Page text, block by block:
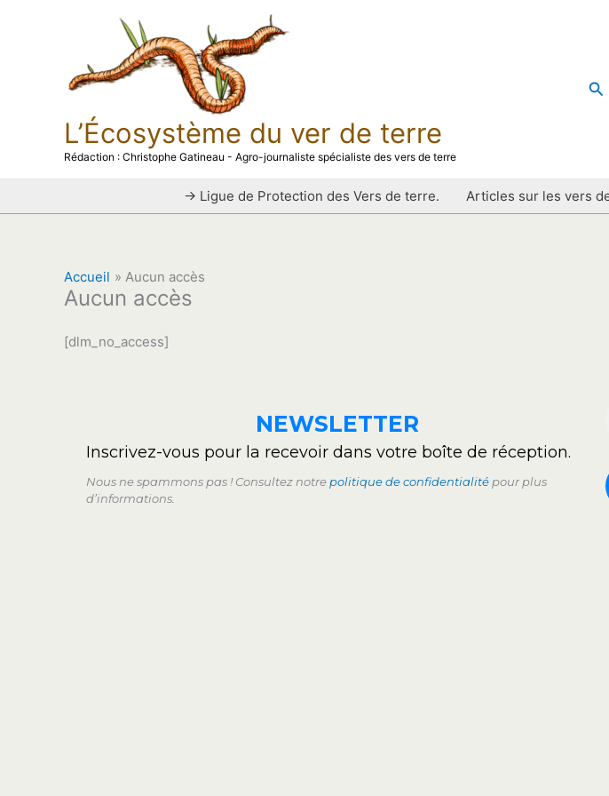
L’Écosystème du ver de terre
Rédaction : Christophe Gatineau - Agro-journaliste spécialiste des vers de terre
→ Ligue de Protection des Vers de terre. Articles sur les vers
Accueil Aucun accès
Aucun accès
[dlm_no_access]
NEWSLETTER
Inscrivez-vous pour la recevoir dans votre boîte de réception.
Nous ne spammons pas ! Consultez notre politique de confidentialité pour plus
d’informations.